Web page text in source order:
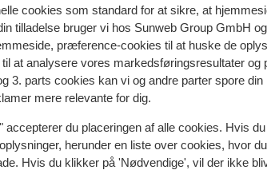
cookies som standard for at sikre, at
tilladelse bruger vi hos Sunweb Group GmbH
præference-cookies til at huske de
at analysere vores markedsføringsresultater og
3. parts cookies kan vi og andre parter spore
mere relevante for dig.
accepterer du placeringen af alle cookies. Hvis
herunder en liste over cookies, hvor
Hvis du klikker på 'Nødvendige', vil der ikke
Boutique CGH la Grange aux Fées
Populære regioner
Val Thorens
Zell am See
Mayrhofen